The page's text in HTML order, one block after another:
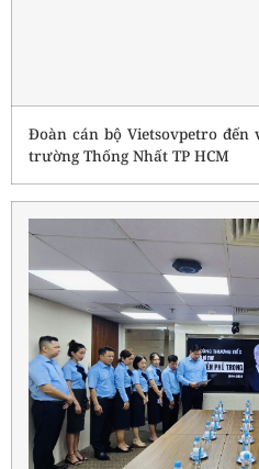
Đoàn cán bộ Vietsovpetro đến
trường Thống Nhất TP HCM